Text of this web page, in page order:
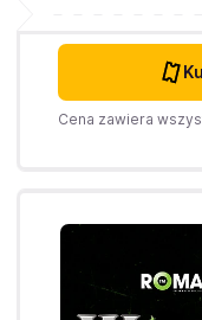
Cena zawiera